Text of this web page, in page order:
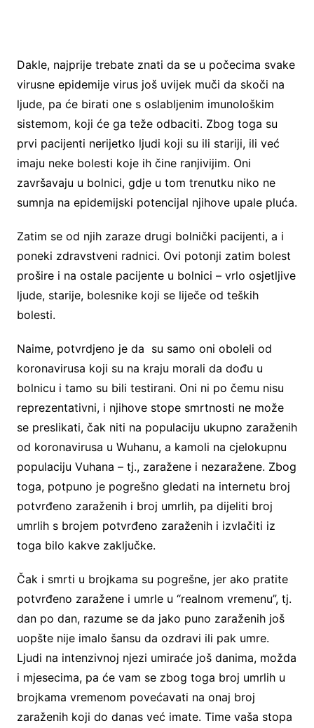
Dakle, najprije trebate znati da se u počecima svake
virusne epidemije virus još uvijek muči da skoči na
ljude, pa će birati one s oslabljenim imunološkim
sistemom, koji će ga teže odbaciti. Zbog toga su
prvi pacijenti nerijetko ljudi koji su ili stariji, ili već
imaju neke bolesti koje ih čine ranjivijim. Oni
završavaju u bolnici, gdje u tom trenutku niko ne
sumnja na epidemijski potencijal njihove upale pluća.
Zatim se od njih zaraze drugi bolnički pacijenti, a i
poneki zdravstveni radnici. Ovi potonji zatim bolest
prošire i na ostale pacijente u bolnici – vrlo osjetljive
ljude, starije, bolesnike koji se liječe od teških
bolesti.
Naime, potvrdjeno je da su samo oni oboleli od
koronavirusa koji su na kraju morali da dođu u
bolnicu i tamo su bili testirani. Oni ni po čemu nisu
reprezentativni, i njihove stope smrtnosti ne može
se preslikati, čak niti na populaciju ukupno zaraženih
od koronavirusa u Wuhanu, a kamoli na cjelokupnu
populaciju Vuhana – tj., zaražene i nezaražene. Zbog
toga, potpuno je pogrešno gledati na internetu broj
potvrđeno zaraženih i broj umrlih, pa dijeliti broj
umrlih s brojem potvrđeno zaraženih i izvlačiti iz
toga bilo kakve zaključke.
Čak i smrti u brojkama su pogrešne, jer ako pratite
potvrđeno zaražene i umrle u “realnom vremenu”, tj.
dan po dan, razume se da jako puno zaraženih još
uopšte nije imalo šansu da ozdravi ili pak umre.
Ljudi na intenzivnoj njezi umiraće još danima, možda
i mjesecima, pa će vam se zbog toga broj umrlih u
brojkama vremenom povećavati na onaj broj
zaraženih koji do danas već imate. Time vaša stopa